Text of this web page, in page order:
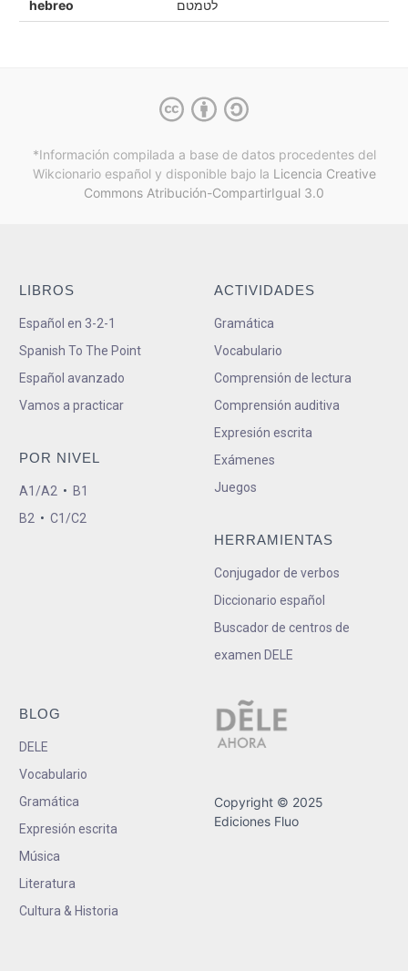
hebreo לטמטם
*Información compilada a base de datos procedentes del
Wikcionario español y disponible bajo la Licencia Creative
Commons Atribución-CompartirIgual 3.0
LIBROS
Español en 3-2-1
Spanish To The Point
Español avanzado
Vamos a practicar
POR NIVEL
A1/A2 • B1
B2 • C1/C2
ACTIVIDADES
Gramática
Vocabulario
Comprensión de lectura
Comprensión auditiva
Expresión escrita
Exámenes
Juegos
HERRAMIENTAS
Conjugador de verbos
Diccionario español
Buscador de centros de
examen DELE
BLOG
DELE
Vocabulario
Gramática
Expresión escrita
Música
Literatura
Cultura & Historia
Copyright © 2025
Ediciones Fluo